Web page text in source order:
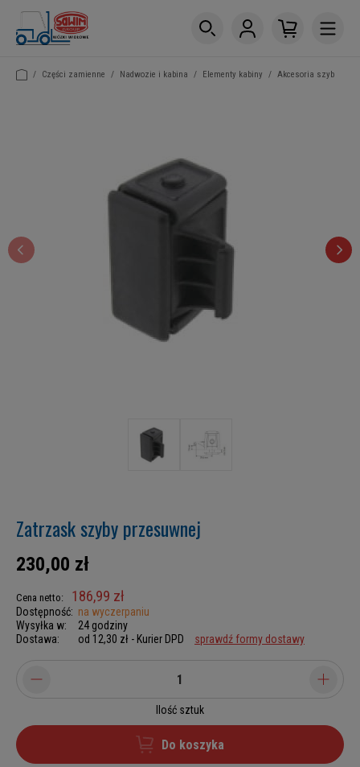
/ Części zamienne / Nadwozie i kabina / Elementy kabiny / Akcesoria szyb
Zatrzask szyby przesuwnej
230,00 zł
Cena netto: 186,99 zł
Dostępność: na wyczerpaniu
Wysyłka w:
24 godziny
Dostawa:
od 12,30 zł - Kurier DPD sprawdź formy dostawy
Ilość sztuk
Do koszyka